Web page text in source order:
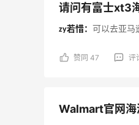
请问有富士xt3
zy若惜： 可以去亚马
赞同 47 评
Walmart官网海